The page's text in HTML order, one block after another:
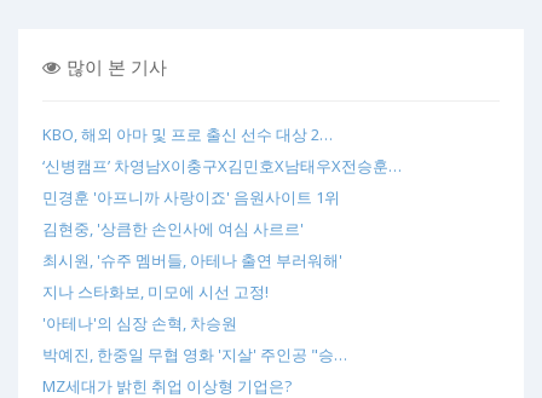
많이 본 기사
KBO, 해외 아마 및 프로 출신 선수 대상 2…
‘신병캠프’ 차영남X이충구X김민호X남태우X전승훈…
민경훈 '아프니까 사랑이죠' 음원사이트 1위
김현중, '상큼한 손인사에 여심 사르르'
최시원, '슈주 멤버들, 아테나 출연 부러워해'
지나 스타화보, 미모에 시선 고정!
'아테나'의 심장 손혁, 차승원
박예진, 한중일 무협 영화 '지살' 주인공 "승…
MZ세대가 밝힌 취업 이상형 기업은?